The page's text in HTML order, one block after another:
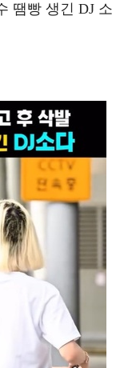
땜빵 생긴 DJ 소